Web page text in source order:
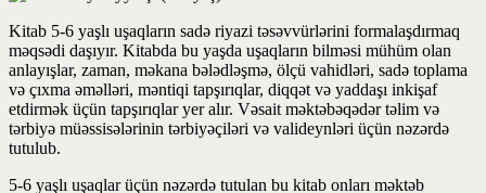
Kitab 5-6 yaşlı uşaqların sadə riyazi təsəvvürlərini formalaşdırmaq
məqsədi daşıyır. Kitabda bu yaşda uşaqların bilməsi mühüm olan
anlayışlar, zaman, məkana bələdləşmə, ölçü vahidləri, sadə toplama
və çıxma əməlləri, məntiqi tapşırıqlar, diqqət və yaddaşı inkişaf
etdirmək üçün tapşırıqlar yer alır. Vəsait məktəbəqədər təlim və
tərbiyə müəssisələrinin tərbiyəçiləri və valideynləri üçün nəzərdə
tutulub.
5-6 yaşlı uşaqlar üçün nəzərdə tutulan bu kitab onları məktəb